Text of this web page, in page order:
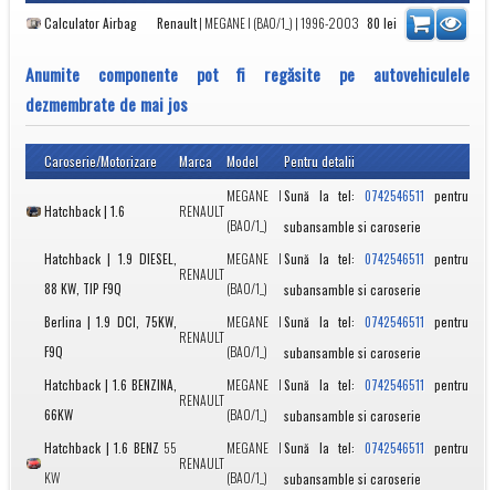
Calculator Airbag
Renault| MEGANE I (BA0/1_) | 1996-2003 80 lei
Anumite componente pot fi regăsite pe autovehiculele
dezmembrate de mai jos
Caroserie/Motorizare Marca Model Pentru detalii
Hatchback | 1.6 RENAULT
MEGANE I
(BA0/1_)
Sună la tel:0742546511 pentru
subansamble si caroserie
Hatchback | 1.9 DIESEL,
88 KW, TIP F9Q
RENAULT
MEGANE I
(BA0/1_)
Sună la tel:0742546511 pentru
subansamble si caroserie
Berlina | 1.9 DCI, 75KW,
F9Q
RENAULT
MEGANE I
(BA0/1_)
Sună la tel:0742546511 pentru
subansamble si caroserie
Hatchback | 1.6 BENZINA,
66KW
RENAULT
MEGANE I
(BA0/1_)
Sună la tel:0742546511 pentru
subansamble si caroserie
Hatchback | 1.6 BENZ 55
KW
RENAULT
MEGANE I
(BA0/1_)
Sună la tel:0742546511 pentru
subansamble si caroserie